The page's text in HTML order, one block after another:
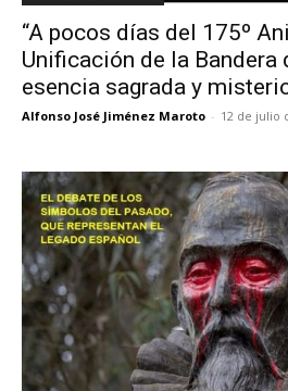
​“A pocos días del 175º
Unificación de la Bandera
esencia sagrada y
Alfonso José Jiménez Maroto - 12 de julio